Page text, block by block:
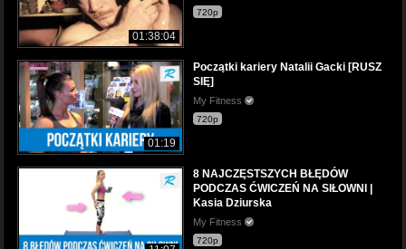
01:38:04
720p
01:19
Początki kariery Natalii Gacki [RUSZ
SIĘ]
My Fitness
720p
8 NAJCZĘSTSZYCH BŁĘDÓW
PODCZAS ĆWICZEŃ NA SIŁOWNI |
Kasia Dziurska
My Fitness
720p